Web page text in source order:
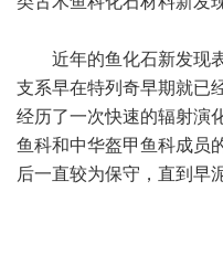
近年的鱼化石新发现表
支系早在特列奇早期就已
经历了一次快速的辐射演
鱼科和中华盔甲鱼科成员
后一直较为保守，直到早